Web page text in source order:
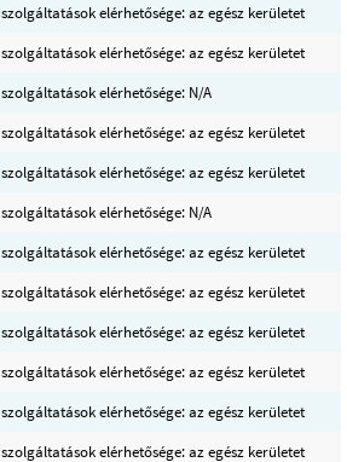
szolgáltatások elérhetősége: az egész kerületet
szolgáltatások elérhetősége: az egész kerületet
szolgáltatások elérhetősége: N/A
szolgáltatások elérhetősége: az egész kerületet
szolgáltatások elérhetősége: az egész kerületet
szolgáltatások elérhetősége: N/A
szolgáltatások elérhetősége: az egész kerületet
szolgáltatások elérhetősége: az egész kerületet
szolgáltatások elérhetősége: az egész kerületet
szolgáltatások elérhetősége: az egész kerületet
szolgáltatások elérhetősége: az egész kerületet
szolgáltatások elérhetősége: az egész kerületet